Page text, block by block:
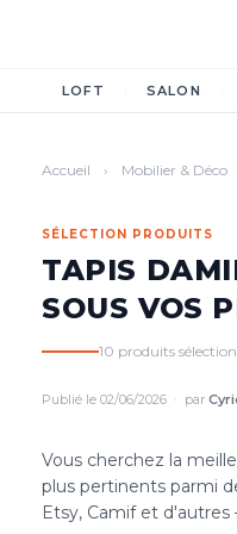
LOFT SALON
Accueil › Mobilier & Déco
SÉLECTION PRODUITS
TAPIS
SOUS VOS
10 produits
Publié le 02/06/2026 · par
Vous cherchez la
plus pertinents parmi
Etsy, Camif et